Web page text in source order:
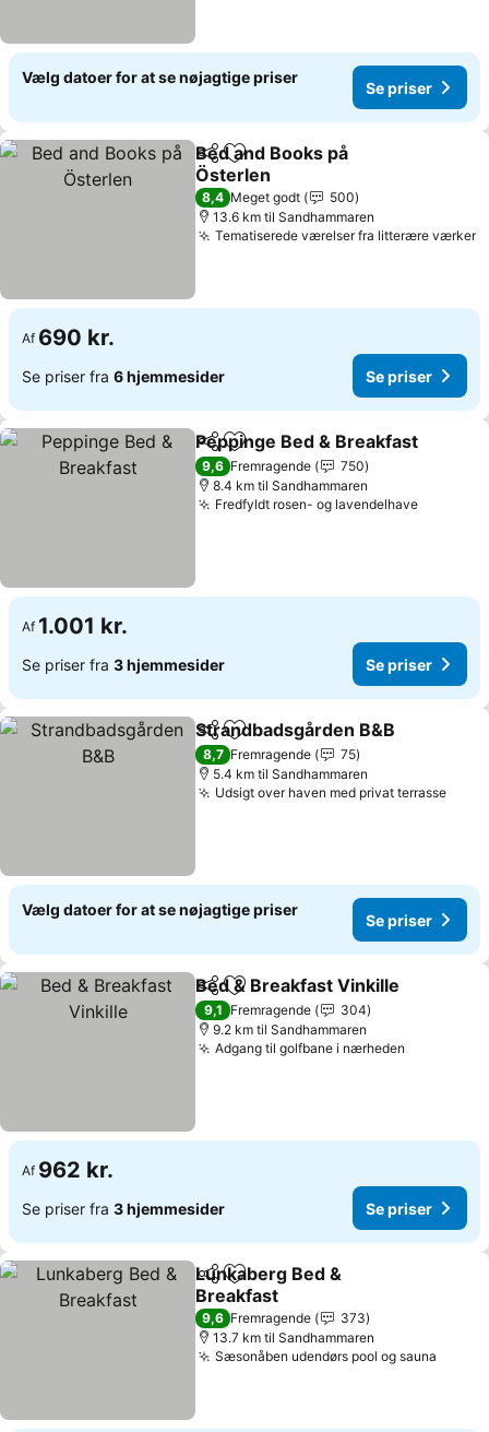
Vælg datoer for at se nøjagtige priser
Se priser
Del Føj til favoritter
Bed and Books på
Österlen
Se priser
8,4 Meget godt
500
13.6 km til Sandhammaren
Tematiserede værelser fra litterære værker
Af 690 kr.
Se priser fra 6 hjemmesider Se priser
Del Føj til favoritter
Peppinge Bed & Breakfast
9,6 Fremragende
750
8.4 km til Sandhammaren
Fredfyldt rosen- og lavendelhaveSe
Af 1.001 kr.
Se priser fra 3 hjemmesider Se priser
Del Føj til favoritter
Strandbadsgården B&B
8,7 Fremragende
75
5.4 km til Sandhammaren
Udsigt over haven med privat terrasseSe
Vælg datoer for at se nøjagtige priser
Se priser
Del Føj til favoritter
Bed & Breakfast Vinkille
9,1 Fremragende
304
9.2 km til Sandhammaren
Adgang til golfbane i nærheden
Af 962 kr.
Se priser fra 3 hjemmesider Se priser
Del Føj til favoritter
Lunkaberg Bed &
Breakfast
Se priser
9,6 Fremragende
373
13.7 km til Sandhammaren
Sæsonåben udendørs pool og sauna